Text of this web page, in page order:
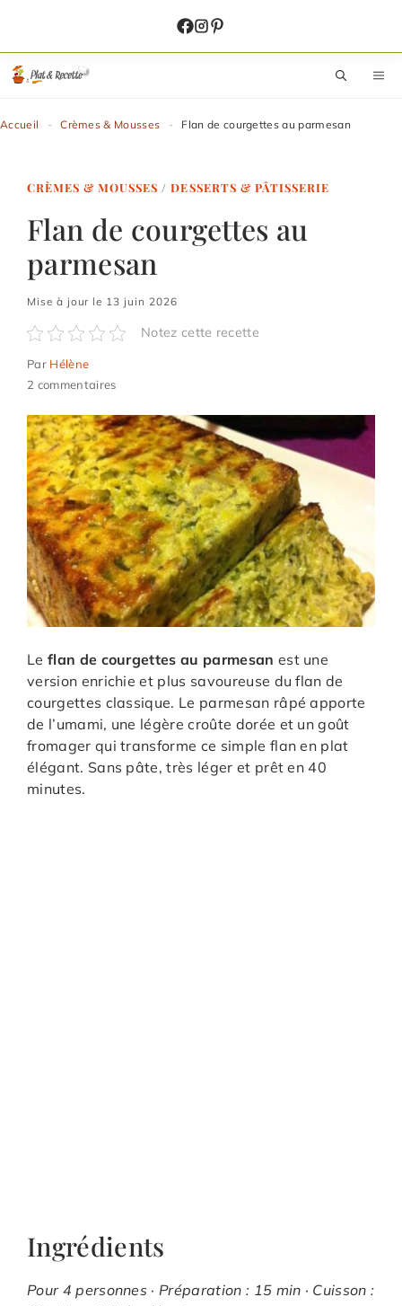
contenu
Accueil - Crèmes & Mousses - Flan de courgettes au parmesan
CRÈMES & MOUSSES /DESSERTS & PÂTISSERIE
Flan de courgettes au
parmesan
Mise à jour le 13 juin 2026
Notez cette recette
Par Hélène
2 commentaires
Le flan de courgettes au parmesan est une
version enrichie et plus savoureuse du flan de
courgettes classique. Le parmesan râpé apporte
de l’umami, une légère croûte dorée et un goût
fromager qui transforme ce simple flan en plat
élégant. Sans pâte, très léger et prêt en 40
minutes.
Ingrédients
Pour 4 personnes · Préparation : 15 min · Cuisson :